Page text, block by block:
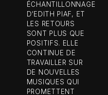
ÉCHANTILLONNAGE
D’EDITH PIAF, ET
LES RETOURS
SONT PLUS QUE
POSITIFS. ELLE
CONTINUE DE
TRAVAILLER SUR
DE NOUVELLES
MUSIQUES QUI
PROMETTENT